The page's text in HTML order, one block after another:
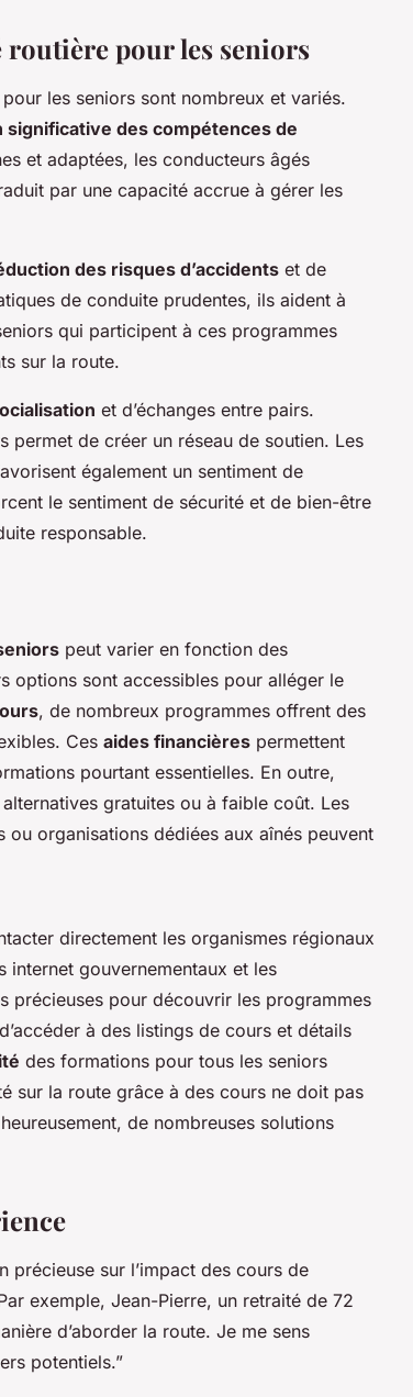
routière pour les seniors
les seniors sont nombreux et variés.
significative des compétences de
et adaptées, les conducteurs âgés
par une capacité accrue à gérer les
des risques d’accidents et de
de conduite prudentes, ils aident à
qui participent à ces programmes
sur la route.
et d’échanges entre pairs.
permet de créer un réseau de soutien. Les
également un sentiment de
le sentiment de sécurité et de bien-être
responsable.
peut varier en fonction des
options sont accessibles pour alléger le
, de nombreux programmes offrent des
Ces aides financières permettent
pourtant essentielles. En outre,
gratuites ou à faible coût. Les
organisations dédiées aux aînés peuvent
directement les organismes régionaux
internet gouvernementaux et les
précieuses pour découvrir les programmes
à des listings de cours et détails
des formations pour tous les seniors
sur la route grâce à des cours ne doit pas
de nombreuses solutions
précieuse sur l’impact des cours de
exemple, Jean-Pierre, un retraité de 72
d’aborder la route. Je me sens
potentiels.”